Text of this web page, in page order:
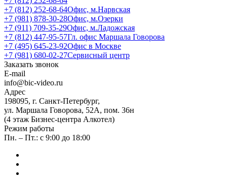
+7 (812) 252-68-64Офис, м.Нарвская
+7 (981) 878-30-28Офис, м.Озерки
+7 (911) 709-35-29Офис, м.Ладожская
+7 (812) 447-95-57Гл. офис Маршала Говорова
+7 (495) 645-23-92Офис в Москве
+7 (981) 680-02-27Сервисный центр
Заказать звонок
E-mail
info@bic-video.ru
Адрес
198095, г. Санкт-Петербург,
ул. Маршала Говорова, 52А, пом. 36н
(4 этаж Бизнес-центра Алкотел)
Режим работы
Пн. – Пт.: с 9:00 до 18:00